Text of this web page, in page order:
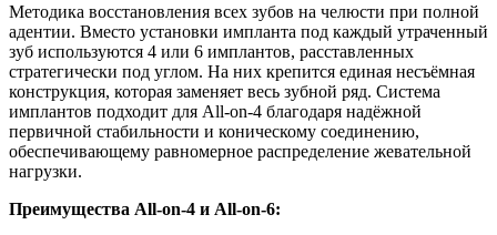
Методика восстановления всех зубов на челюсти при полной
адентии. Вместо установки импланта под каждый утраченный
зуб используются 4 или 6 имплантов, расставленных
стратегически под углом. На них крепится единая несъёмная
конструкция, которая заменяет весь зубной ряд. Система
имплантов подходит для All-on-4 благодаря надёжной
первичной стабильности и коническому соединению,
обеспечивающему равномерное распределение жевательной
нагрузки.
Преимущества All-on-4 и All-on-6: